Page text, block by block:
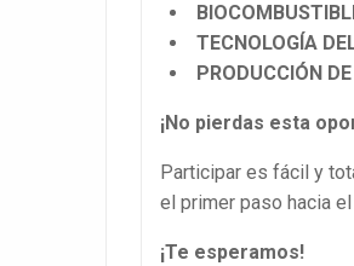
TECNOLOGÍA
PRODUCCIÓN
¡No pierdas esta
Participar es fácil y
el primer paso hacia
¡Te esperamos!